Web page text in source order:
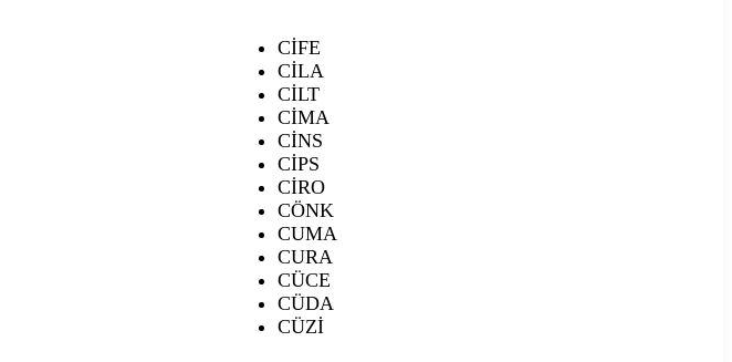
CİFE
CİLA
CİLT
CİMA
CİNS
CİPS
CİRO
CÖNK
CUMA
CURA
CÜCE
CÜDA
CÜZİ